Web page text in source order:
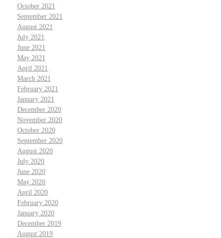
October 2021
September 2021
August 2021
July 2021
June 2021
May 2021
April 2021
March 2021
February 2021
January 2021
December 2020
November 2020
October 2020
September 2020
August 2020
July 2020
June 2020
May 2020
April 2020
February 2020
January 2020
December 2019
August 2019